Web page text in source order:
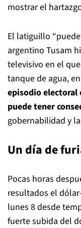
mostrar el
El latiguillo
argentino Tusam
televisivo en el
tanque de agua,
episodio electoral
puede tener
gobernabilidad y
Un día de
Pocas horas
resultados el
lunes 8 desde
fuerte subida del